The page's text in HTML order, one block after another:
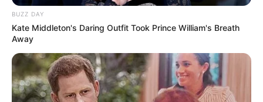
BUZZ DAY
Kate Middleton's Daring Outfit Took Prince William's Breath
Away